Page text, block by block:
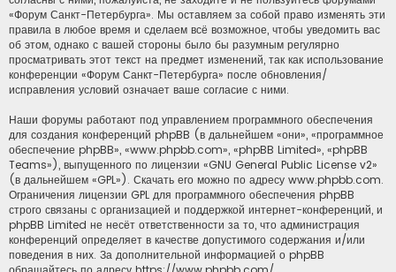
«Форум Санкт-Петербурга». Мы оставляем за собой право изменять эти
правила в любое время и сделаем всё возможное, чтобы уведомить вас
об этом, однако с вашей стороны было бы разумным регулярно
просматривать этот текст на предмет изменений, так как использование
конференции «Форум Санкт-Петербурга» после обновления/
исправления условий означает ваше согласие с ними.
Наши форумы работают под управлением программного обеспечения
для создания конференций phpBB (в дальнейшем «они», «программное
обеспечение phpBB», «www.phpbb.com», «phpBB Limited», «phpBB
Teams»), выпущенного по лицензии «GNU General Public License v2»
(в дальнейшем «GPL»). Скачать его можно по адресу www.phpbb.com.
Ограничения лицензии GPL для программного обеспечения phpBB
строго связаны с организацией и поддержкой интернет-конференций, и
phpBB Limited не несёт ответственности за то, что администрация
конференций определяет в качестве допустимого содержания и/или
поведения в них. За дополнительной информацией о phpBB